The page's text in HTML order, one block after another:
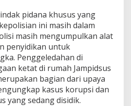
pidana khusus yang
ini masih dalam
masih mengumpulkan alat
penyidikan untuk
Penggeledahan di
ketat di rumah Jampidsus
bagian dari upaya
kasus korupsi dan
yang sedang disidik.